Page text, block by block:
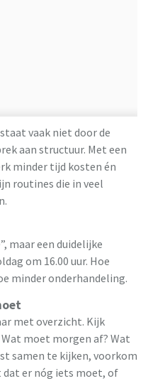
vaak niet door de
aan structuur. Met een
minder tijd kosten én
routines die in veel
maar een duidelijke
om 16.00 uur. Hoe
minder onderhandeling.
met overzicht. Kijk
moet morgen af? Wat
samen te kijken, voorkom
dat er nóg iets moet, of